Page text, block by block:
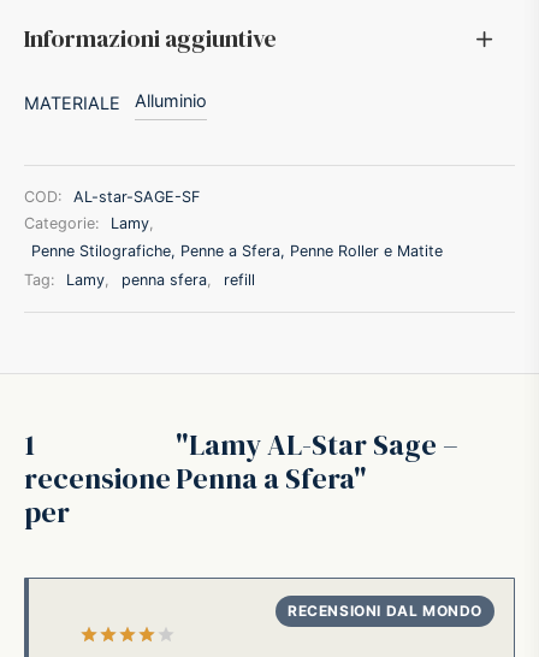
Informazioni aggiuntive
MATERIALE Alluminio
COD:
AL-star-SAGE-SF
Categorie:
Lamy
Penne Stilografiche, Penne a Sfera, Penne Roller e Matite
Tag:
Lamy penna sfera refill
1
recensione
per
Lamy AL-Star Sage –
Penna a Sfera
A.G.
Marche